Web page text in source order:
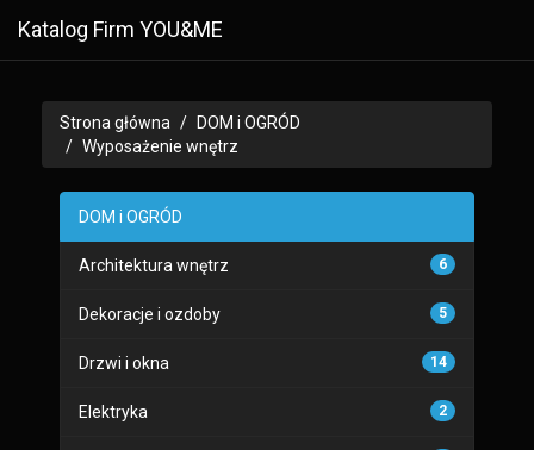
Katalog Firm YOU&ME
Strona główna
DOM i OGRÓD
Wyposażenie wnętrz
DOM i OGRÓD
6
Architektura wnętrz
5
Dekoracje i ozdoby
14
Drzwi i okna
2
Elektryka